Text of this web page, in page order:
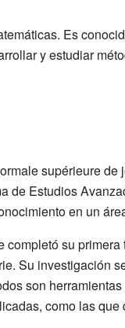
Es
y estudiar
supérieure
de Estudios
en un
completó su
Su investigación
son
como las